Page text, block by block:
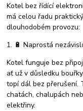
Kotel bez řídící
má celou řadu
dlouhodobém provozu:
1. 🔋 Naprostá
Kotel funguje bez
ať už v důsledku
topí dál bez přerušení.
chatách, chalupách
elektřiny.